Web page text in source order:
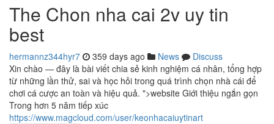
The Chon nha cai 2v uy tin
best
hermannz344hyr7 359 days ago News
Discuss
Xin chào — đây là bài viết chia sẻ kinh nghiệm cá nhân, tổng hợp
từ những lần thử, sai và học hỏi trong quá trình chọn nhà cái để
chơi cá cược an toàn và hiệu quả. ">website Giới thiệu ngắn gọn
Trong hơn 5 năm tiếp xúc
https://www.magcloud.com/user/keonhacaiuytinart